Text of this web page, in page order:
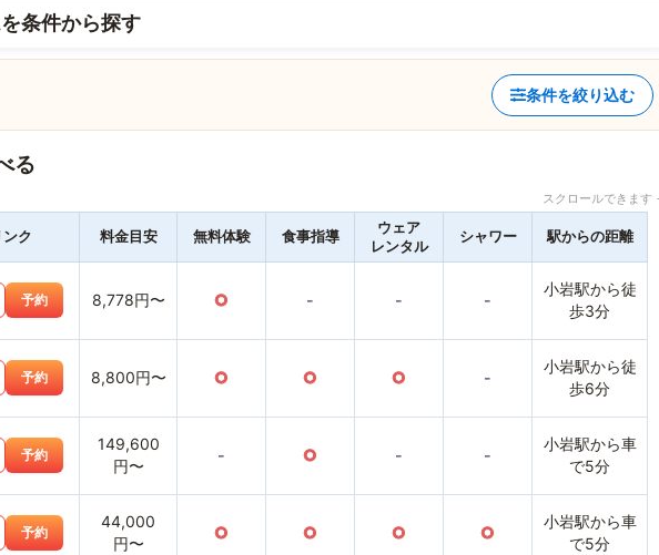
条件から探す
条件を絞り込む
る
スクロールできま
ンク 料金目安 無料体験 食事指導
ウェア
レンタル
シャワー 駅からの距離
予約 8,778円〜 ○ - - -
小岩駅から徒
歩3分
予約 8,800円〜 ○ ○ ○ -
小岩駅から徒
歩6分
予約
149,600
円〜
- ○ - -
小岩駅から車
で5分
予約
44,000
円〜
○ ○ ○ ○
小岩駅から車
で5分